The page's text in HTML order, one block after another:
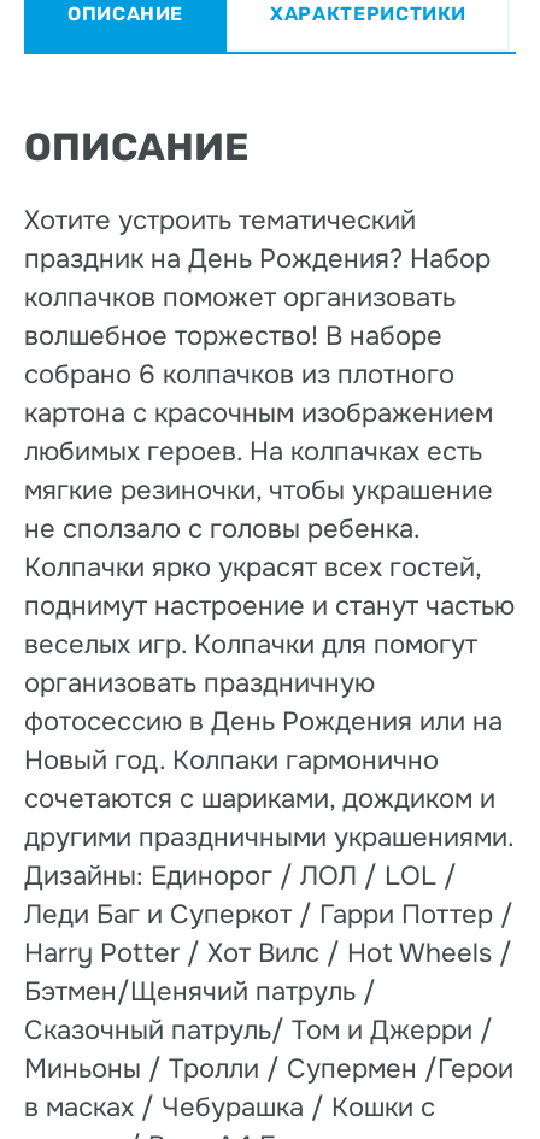
ОПИСАНИЕ ХАРАКТЕРИСТИКИ
ОПИСАНИЕ
Хотите устроить тематический
праздник на День Рождения? Набор
колпачков поможет организовать
волшебное торжество! В наборе
собрано 6 колпачков из плотного
картона с красочным изображением
любимых героев. На колпачках есть
мягкие резиночки, чтобы украшение
не сползало с головы ребенка.
Колпачки ярко украсят всех гостей,
поднимут настроение и станут частью
веселых игр. Колпачки для помогут
организовать праздничную
фотосессию в День Рождения или на
Новый год. Колпаки гармонично
сочетаются с шариками, дождиком и
другими праздничными украшениями.
Дизайны: Единорог / ЛОЛ / LOL /
Леди Баг и Суперкот / Гарри Поттер /
Harry Potter / Хот Вилс / Hot Wheels /
Бэтмен/Щенячий патруль /
Сказочный патруль/ Том и Джерри /
Миньоны / Тролли / Супермен /Герои
в масках / Чебурашка / Кошки с